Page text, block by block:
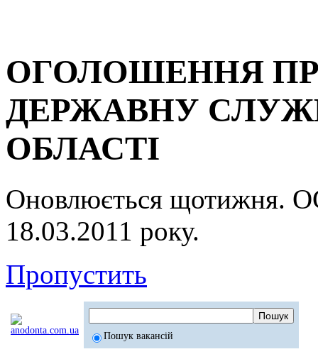
ОГОЛОШЕННЯ
ДЕРЖАВНУ
ОБЛАСТІ
Оновлюється
18.03.2011 року.
Пропустить
Пошук вакансій